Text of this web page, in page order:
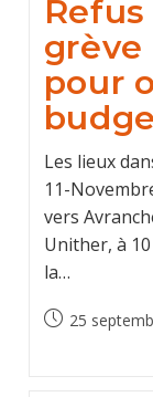
grève
pour
Les lieux
11-
vers
Unither, à
la…
Publication
25